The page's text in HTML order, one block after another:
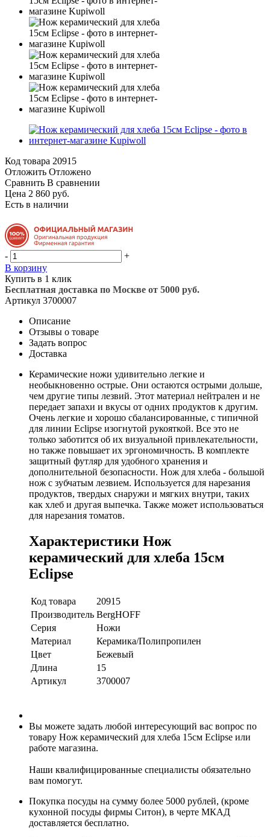
Код товара 20915
Отложить Отложено
Сравнить В сравнении
Цена 2 860 руб.
Есть в наличии
-
+
В корзину
Купить в 1 клик
Бесплатная доставка по Москве от 5000 руб.
Артикул 3700007
Описание
Отзывы о товаре
Задать вопрос
Доставка
Керамические ножи удивительно легкие и
необыкновенно острые. Они остаются острыми дольше,
чем другие типы лезвий. Этот материал нейтрален и не
передает запахи и вкусы от одних продуктов к другим.
Очень легкие и хорошо сбалансированные, с типичной
для линии Eclipse изогнутой рукояткой. Все это не
только заботится об их визуальной привлекательности,
но также повышает их эргономичность. В комплекте
защитный футляр для удобного хранения и
дополнительной безопасности. Нож для хлеба - большой
нож с зубчатым лезвием. Используется для нарезания
продуктов, твердых снаружи и мягких внутри, таких
как хлеб и другая выпечка. Также может использоваться
для нарезания томатов.
Характеристики Нож
керамический для хлеба 15см
Eclipse
Код товара
20915
Производитель BergHOFF
Серия
Ножи
Материал
Керамика/Полипропилен
Цвет
Бежевый
Длина
15
Артикул
3700007
Вы можете задать любой интересующий вас вопрос по
товару Нож керамический для хлеба 15см Eclipse или
работе магазина.
Наши квалифицированные специалисты обязательно
вам помогут.
Покупка посуды на сумму более 5000 рублей, (кроме
кухонной посуды фирмы Ситон), в черте МКАД
доставляется бесплатно.